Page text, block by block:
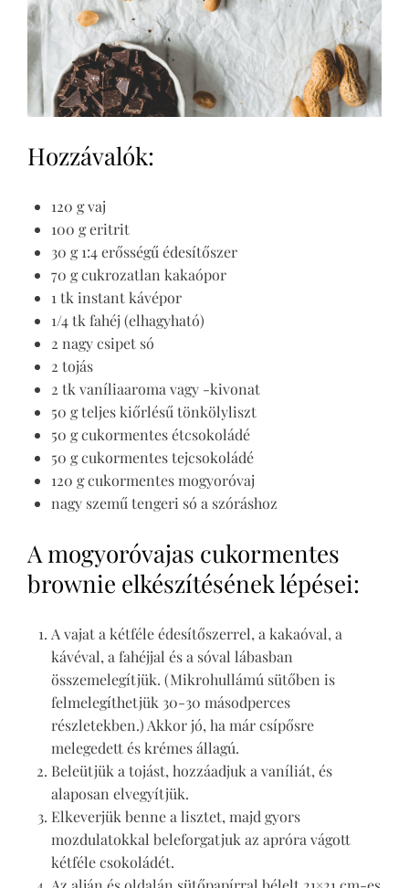
Hozzávalók:
120 g vaj
100 g eritrit
30 g 1:4 erősségű édesítőszer
70 g cukrozatlan kakaópor
1 tk instant kávépor
1/4 tk fahéj (elhagyható)
2 nagy csipet só
2 tojás
2 tk vaníliaaroma vagy -kivonat
50 g teljes kiőrlésű tönkölyliszt
50 g cukormentes étcsokoládé
50 g cukormentes tejcsokoládé
120 g cukormentes mogyoróvaj
nagy szemű tengeri só a szóráshoz
A mogyoróvajas cukormentes
brownie elkészítésének lépései:
A vajat a kétféle édesítőszerrel, a kakaóval, a
kávéval, a fahéjjal és a sóval lábasban
összemelegítjük. (Mikrohullámú sütőben is
felmelegíthetjük 30-30 másodperces
részletekben.) Akkor jó, ha már csípősre
melegedett és krémes állagú.
Beleütjük a tojást, hozzáadjuk a vaníliát, és
alaposan elvegyítjük.
Elkeverjük benne a lisztet, majd gyors
mozdulatokkal beleforgatjuk az apróra vágott
kétféle csokoládét.